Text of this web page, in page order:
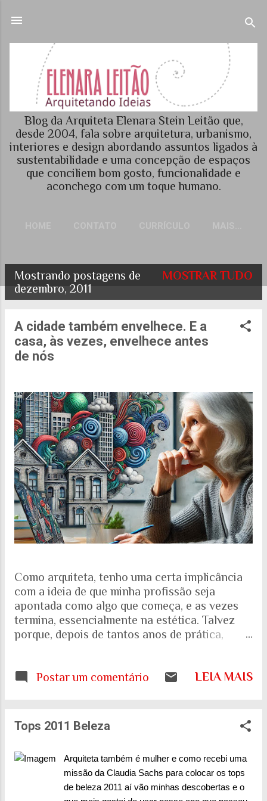
Blog da Arquiteta Elenara Stein Leitão que,
desde 2004, fala sobre arquitetura, urbanismo,
interiores e design abordando assuntos ligados à
sustentabilidade e uma concepção de espaços
que conciliem bom gosto, funcionalidade e
aconchego com um toque humano.
P
g
n
Mostrando postagens de
dezembro, 2011
MOSTRAR TUDO
A cidade também envelhece. E a
casa, às vezes, envelhece antes
de nós
Como arquiteta, tenho uma certa implicância
com a ideia de que minha profissão seja
apontada como algo que começa, e as vezes
termina, essencialmente na estética. Talvez
porque, depois de tantos anos de prática,
ficado cada vez mais evidente para mim que
alguém do que aquilo que aparece nas
fotografias dos projetos. Quando falamos de
envelhecimento, isso fica ainda mais evidente.
A realidade nos mostra que o Brasil está
envelhecendo rapidamente. Aquela pirâmide
etária que aprendemos a desenhar nos livros
Postar um comentário LEIA MAIS
Tops 2011 Beleza
Arquiteta também é mulher e como recebi uma
missão da Claudia Sachs para colocar os tops
de beleza 2011 aí vão minhas descobertas e o